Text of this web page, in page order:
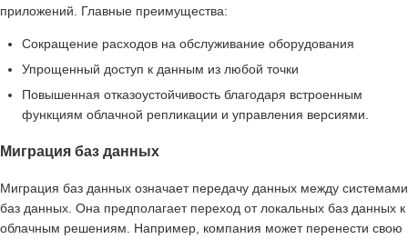
приложений. Главные преимущества:
Сокращение расходов на обслуживание оборудования
Упрощенный доступ к данным из любой точки
Повышенная отказоустойчивость благодаря встроенным
функциям облачной репликации и управления версиями.
Миграция баз данных
Миграция баз данных означает передачу данных между системами
баз данных. Она предполагает переход от локальных баз данных к
облачным решениям. Например, компания может перенести свою